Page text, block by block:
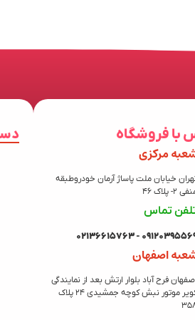
با فروشگاه
مرکزی
خیابان ملت پاساژ آرمان خودروطبقه
2- پلاک 46
تماس
09120395569 -
اصفهان
فرح آباد بلوار ارتش بعد از نمایندگی
کویر موتور نبش کوچه جمشیدی 24 پلاک